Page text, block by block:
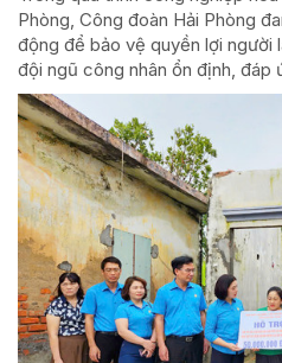
Phòng, Công đoàn Hải Phòng
động để bảo vệ quyền lợi người
đội ngũ công nhân ổn định, đáp